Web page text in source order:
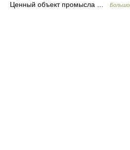
Ценный объект промысла …